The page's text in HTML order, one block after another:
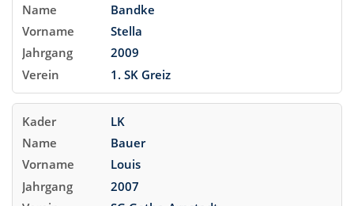
Bandke
Stella
2009
1. SK Greiz
LK
Bauer
Louis
2007